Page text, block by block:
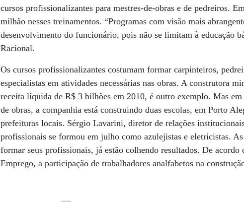
cursos profissionalizantes para mestres-de-obras e de pedreiros.
milhão nesses treinamentos. “Programas com visão mais
desenvolvimento do funcionário, pois não se limitam à educação
Racional.
Os cursos profissionalizantes costumam formar carpinteiros,
especialistas em atividades necessárias nas obras. A construtora
receita líquida de R$ 3 bilhões em 2010, é outro exemplo. Mas
de obras, a companhia está construindo duas escolas, em Porto
prefeituras locais. Sérgio Lavarini, diretor de relações
profissionais se formou em julho como azulejistas e eletricistas.
formar seus profissionais, já estão colhendo resultados. De
Emprego, a participação de trabalhadores analfabetos na